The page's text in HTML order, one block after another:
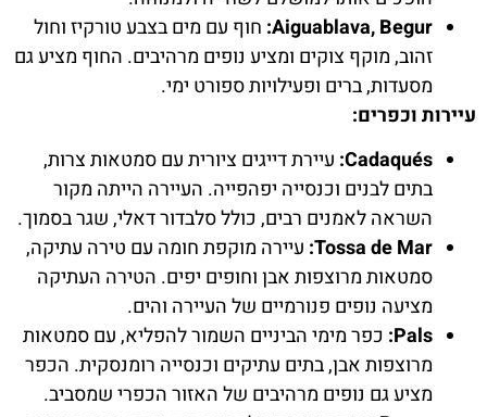
Aiguablava, Begur: חוף עם מים בצבע טורקיז וחול
זהוב, מוקף צוקים ומציע נופים מרהיבים. החוף מציע גם
מסעדות, ברים ופעילויות ספורט ימי.
עיירות וכפרים:
Cadaqués: עיירת דייגים ציורית עם סמטאות צרות,
בתים לבנים וכנסייה יפהפייה. העיירה הייתה מקור
השראה לאמנים רבים, כולל סלבדור דאלי, שגר בסמוך.
Tossa de Mar: עיירה מוקפת חומה עם טירה עתיקה,
סמטאות מרוצפות אבן וחופים יפים. הטירה העתיקה
מציעה נופים פנורמיים של העיירה והים.
Pals: כפר מימי הביניים השמור להפליא, עם סמטאות
מרוצפות אבן, בתים עתיקים וכנסייה רומנסקית. הכפר
מציע גם נופים מרהיבים של האזור הכפרי שמסביב.